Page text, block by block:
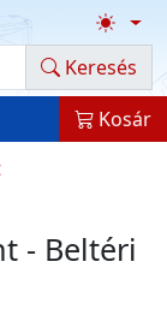
Keresés
Kosár
- Beltéri